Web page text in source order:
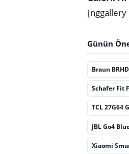
Günün
Braun
Schafer Fit
TCL 27G64
JBL Go4
Xiaomi